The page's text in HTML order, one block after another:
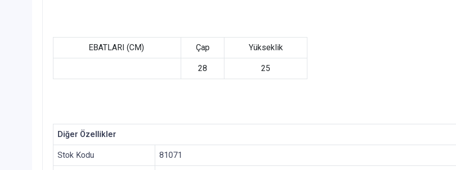
EBATLARI (CM) Çap Yükseklik
28 25
Diğer Özellikler
Stok Kodu 81071